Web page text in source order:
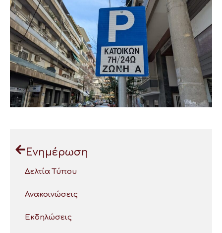
Ενημέρωση
Δελτία Τύπου
Ανακοινώσεις
Εκδηλώσεις